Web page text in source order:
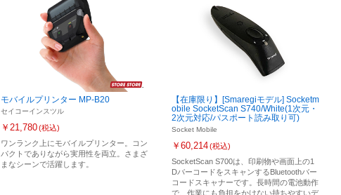
モバイルプリンター MP-B20
セイコーインスツル
￥21,780(税込)
ワンランク上にモバイルプリンター。コン
パクトでありながら実用性を両立。さまざ
まなシーンで活躍します。
【在庫限り】[Smaregiモデル] Socketm
obile SocketScan S740/White(1次元・
2次元対応/パスポート読み取り可)
Socket Mobile
￥60,214 (税込)
SocketScan S700は、印刷物や画面上の1
DバーコードをスキャンするBluetoothバー
コードスキャナーです。長時間の電池動作
で、作業にも負担をかけない持ちやすいデ